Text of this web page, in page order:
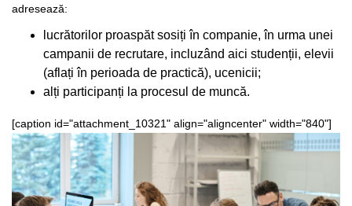
adresează:
lucrătorilor proaspăt sosiți în companie, în urma unei
campanii de recrutare, incluzând aici studenții, elevii
(aflați în perioada de practică), ucenicii;
alți participanți la procesul de muncă.
[caption id="attachment_10321" align="aligncenter" width="840"]